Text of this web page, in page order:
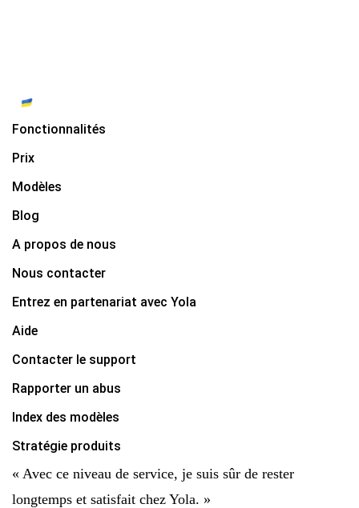
Fonctionnalités
Prix
Modèles
Blog
A propos de nous
Nous contacter
Entrez en partenariat avec Yola
Aide
Contacter le support
Rapporter un abus
Index des modèles
Stratégie produits
« Avec ce niveau de service, je suis sûr de rester
longtemps et satisfait chez Yola. »